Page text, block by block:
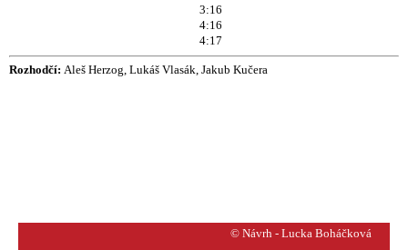
3:16
4:16
4:17
Rozhodčí: Aleš Herzog, Lukáš Vlasák, Jakub Kučera
© Návrh - Lucka Boháčková